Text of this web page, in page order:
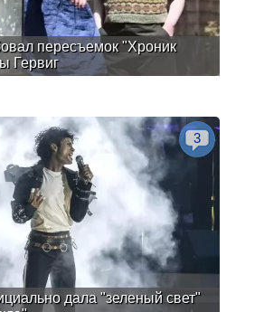
пересъемок "Хроник
Гервиг
дала "зеленый свет"
3